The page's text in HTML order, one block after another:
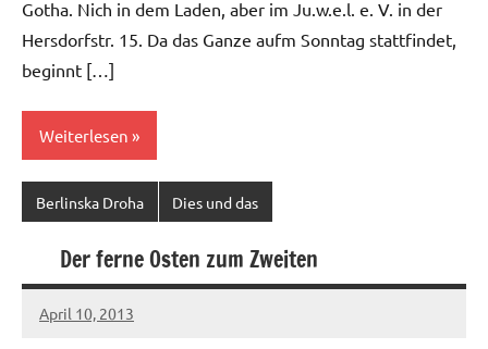
Gotha. Nich in dem Laden, aber im Ju.w.e.l. e. V. in der
Hersdorfstr. 15. Da das Ganze aufm Sonntag stattfindet,
beginnt […]
Weiterlesen
Berlinska Droha Dies und das
Der ferne Osten zum Zweiten
April 10, 2013
Ilja